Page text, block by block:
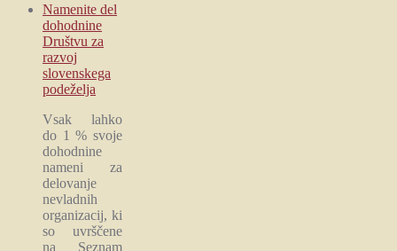
Namenite del
dohodnine
Društvu za
razvoj
slovenskega
podeželja
Vsak lahko
do 1 % svoje
dohodnine
nameni za
delovanje
nevladnih
organizacij, ki
so uvrščene
na Seznam